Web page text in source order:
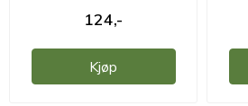
124,-
Kjøp